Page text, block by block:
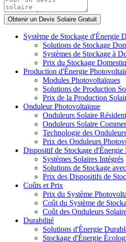
Système de Stockage d'Énergie
Solutions de Stockage
Systèmes de Stockage à
Prix du Stockage
Production d'Énergie
Modules Photovoltaïques
Solutions de Production
Prix de la Production
Onduleur Photovoltaïque
Onduleurs Solaire
Onduleurs Solaire
Technologie des Onduleurs
Prix des Onduleurs
Dispositif de Stockage d'Énergie
Systèmes Solaires Intégrés
Solutions de Stockage
Prix des Dispositifs de
Coûts et Prix
Prix du Système
Coût du Système de
Coût des Onduleurs
Durabilité
Solutions d'Énergie
Stockage d'Énergie